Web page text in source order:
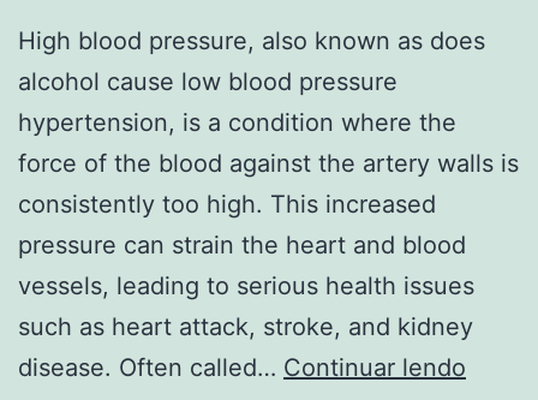
High blood pressure, also known as does
alcohol cause low blood pressure
hypertension, is a condition where the
force of the blood against the artery walls is
consistently too high. This increased
pressure can strain the heart and blood
vessels, leading to serious health issues
such as heart attack, stroke, and kidney
disease. Often called… Continuar lendo